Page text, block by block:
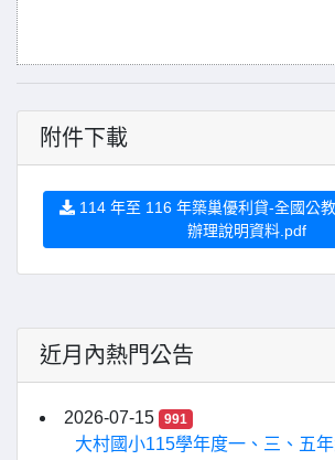
附件下載
114 年至 116 年築巢優利貸-全國公
辦理說明資料.pdf
近月內熱門公告
2026-07-15 991
大村國小115學年度一、三、五